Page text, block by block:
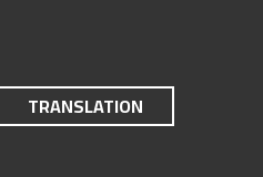
TRANSLATION